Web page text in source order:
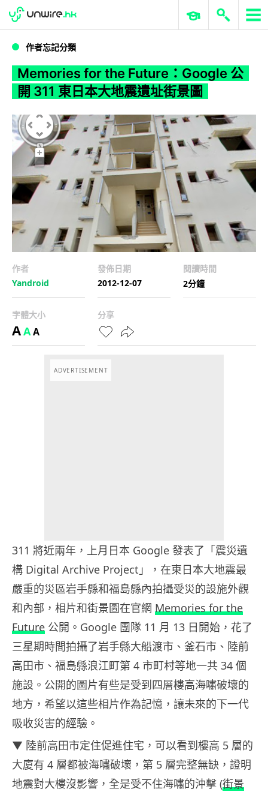
WWDC 2026 ERP 與商業 AI
作者忘記分類
Memories for the Future：Google 公
開 311 東日本大地震遺址街景圖
作者
Yandroid
發佈日期
2012-12-07
閱讀時間
2分鐘
字體大小
AAA
分享
ADVERTISEMENT
311 將近兩年，上月日本 Google 發表了「震災遺
構 Digital Archive Project」，在東日本大地震最
嚴重的災區岩手縣和福島縣內拍攝受災的設施外觀
和內部，相片和街景圖在官網 Memories for the
Future 公開。Google 團隊 11 月 13 日開始，花了
三星期時間拍攝了岩手縣大船渡市、釜石市、陸前
高田市、福島縣浪江町第 4 市町村等地一共 34 個
施設。公開的圖片有些是受到四層樓高海嘯破壞的
地方，希望以這些相片作為記憶，讓未來的下一代
吸收災害的經驗。
▼ 陸前高田市定住促進住宅，可以看到樓高 5 層的
大廈有 4 層都被海嘯破壞，第 5 層完整無缺，證明
地震對大樓沒影響，全是受不住海嘯的沖擊 (街景